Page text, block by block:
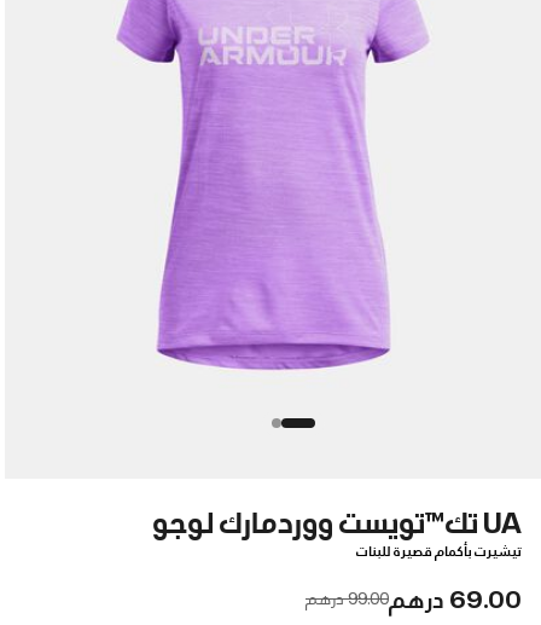
UA تك™تويست ووردمارك لوجو
تيشيرت بأكمام قصيرة للبنات
69.00 درهم Price reduced from
99.00 درهم to